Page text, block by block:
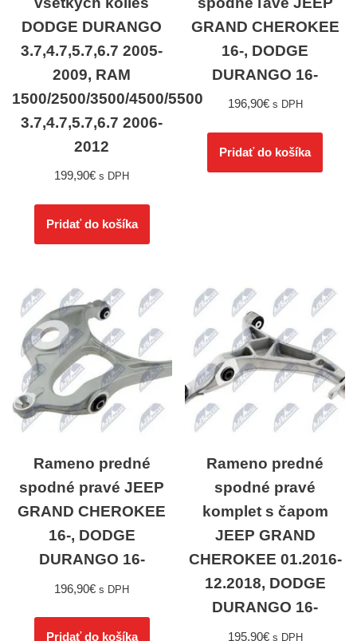
DODGE DURANGO
3.7,4.7,5.7,6.7 2005-
2009, RAM
1500/2500/3500/4500/5500
3.7,4.7,5.7,6.7 2006-
2012
199,90€ s DPH
Pridať do košíka
GRAND CHEROKEE
16-, DODGE
DURANGO 16-
196,90€ s DPH
Pridať do košíka
Rameno predné
spodné pravé JEEP
GRAND CHEROKEE
16-, DODGE
DURANGO 16-
196,90€ s DPH
Pridať do košíka
Rameno predné
spodné pravé
komplet s čapom
JEEP GRAND
CHEROKEE 01.2016-
12.2018, DODGE
DURANGO 16-
195,90€ s DPH